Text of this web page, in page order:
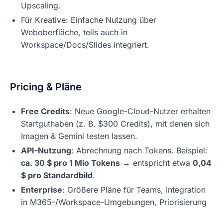
Upscaling.
Für Kreative: Einfache Nutzung über
Weboberfläche, teils auch in
Workspace/Docs/Slides integriert.
Pricing & Pläne
Free Credits: Neue Google-Cloud-Nutzer erhalten
Startguthaben (z. B. $300 Credits), mit denen sich
Imagen & Gemini testen lassen.
API-Nutzung: Abrechnung nach Tokens. Beispiel:
ca. 30 $ pro 1 Mio Tokens → entspricht etwa 0,04
$ pro Standardbild.
Enterprise: Größere Pläne für Teams, Integration
in M365-/Workspace-Umgebungen, Priorisierung